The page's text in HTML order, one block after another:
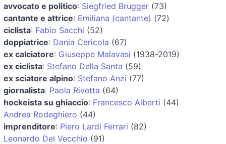
avvocato e politico: Siegfried Brugger (73)
cantante e attrice: Emiliana (cantante) (72)
ciclista: Fabio Sacchi (52)
doppiatrice: Dania Cericola (67)
ex calciatore: Giuseppe Malavasi (1938-2019)
ex ciclista: Stefano Della Santa (59)
ex sciatore alpino: Stefano Anzi (77)
giornalista: Paola Rivetta (64)
hockeista su ghiaccio: Francesco Alberti (44)
Andrea Rodeghiero (44)
imprenditore: Piero Lardi Ferrari (82)
Leonardo Del Vecchio (91)